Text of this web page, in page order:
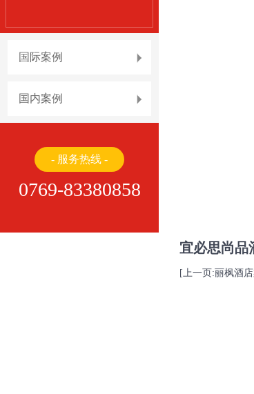
国际案例
国内案例
- 服务热线 -
0769-83380858
宜必思尚品
[上一页:丽枫酒